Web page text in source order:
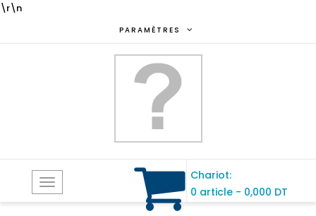
\r\n
PARAMÈTRES
Toggle
Chariot:
0 article - 0,000 DT